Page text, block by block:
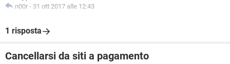
n00r - 31 ott 2017 alle 12:43
1 risposta
Cancellarsi da siti a pagamento